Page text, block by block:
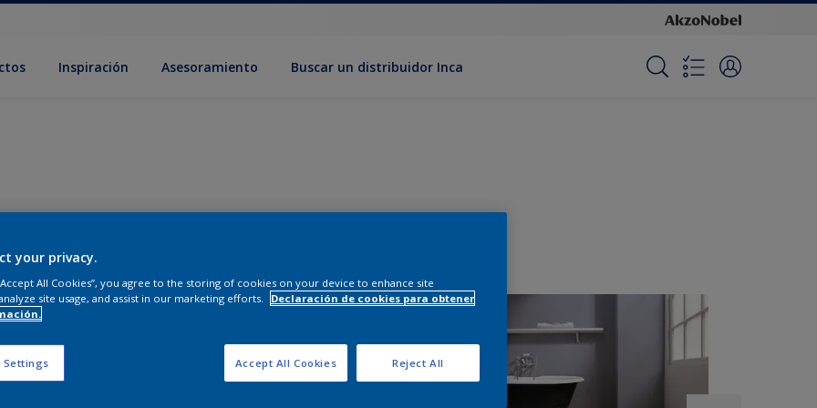
Inspiración Asesoramiento Buscar un distribuidor Inca
your privacy.
All Cookies”, you agree to the storing of cookies on your device to enhance site
site usage, and assist in our marketing efforts.
Declaración de cookies para obtener
Settings Reject All
Accept All Cookies